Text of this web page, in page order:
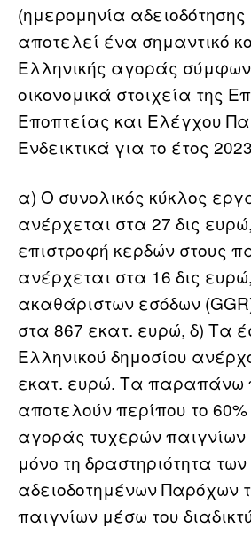
(ημερομηνία αδειοδότησης
αποτελεί ένα σημαντικό
Ελληνικής αγοράς
οικονομικά στοιχεία της
Εποπτείας και Ελέγχου
Ενδεικτικά για το έτος
α) Ο συνολικός κύκλος
ανέρχεται στα 27 δις
επιστροφή κερδών στους
ανέρχεται στα 16 δις
ακαθάριστων εσόδων
στα 867 εκατ. ευρώ, δ) Τα
Ελληνικού δημοσίου
εκατ. ευρώ. Τα παραπάνω
αποτελούν περίπου το 60%
αγοράς τυχερών
μόνο τη δραστηριότητα των
αδειοδοτημένων Παρόχων
παιγνίων μέσω του